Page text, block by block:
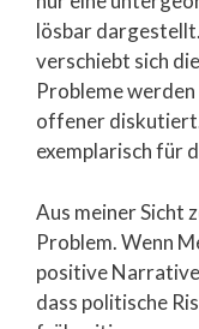
lösbar
verschiebt sich
Probleme
offener
exemplarisch für
Aus meiner Sicht
Problem. Wenn
positive
dass politische